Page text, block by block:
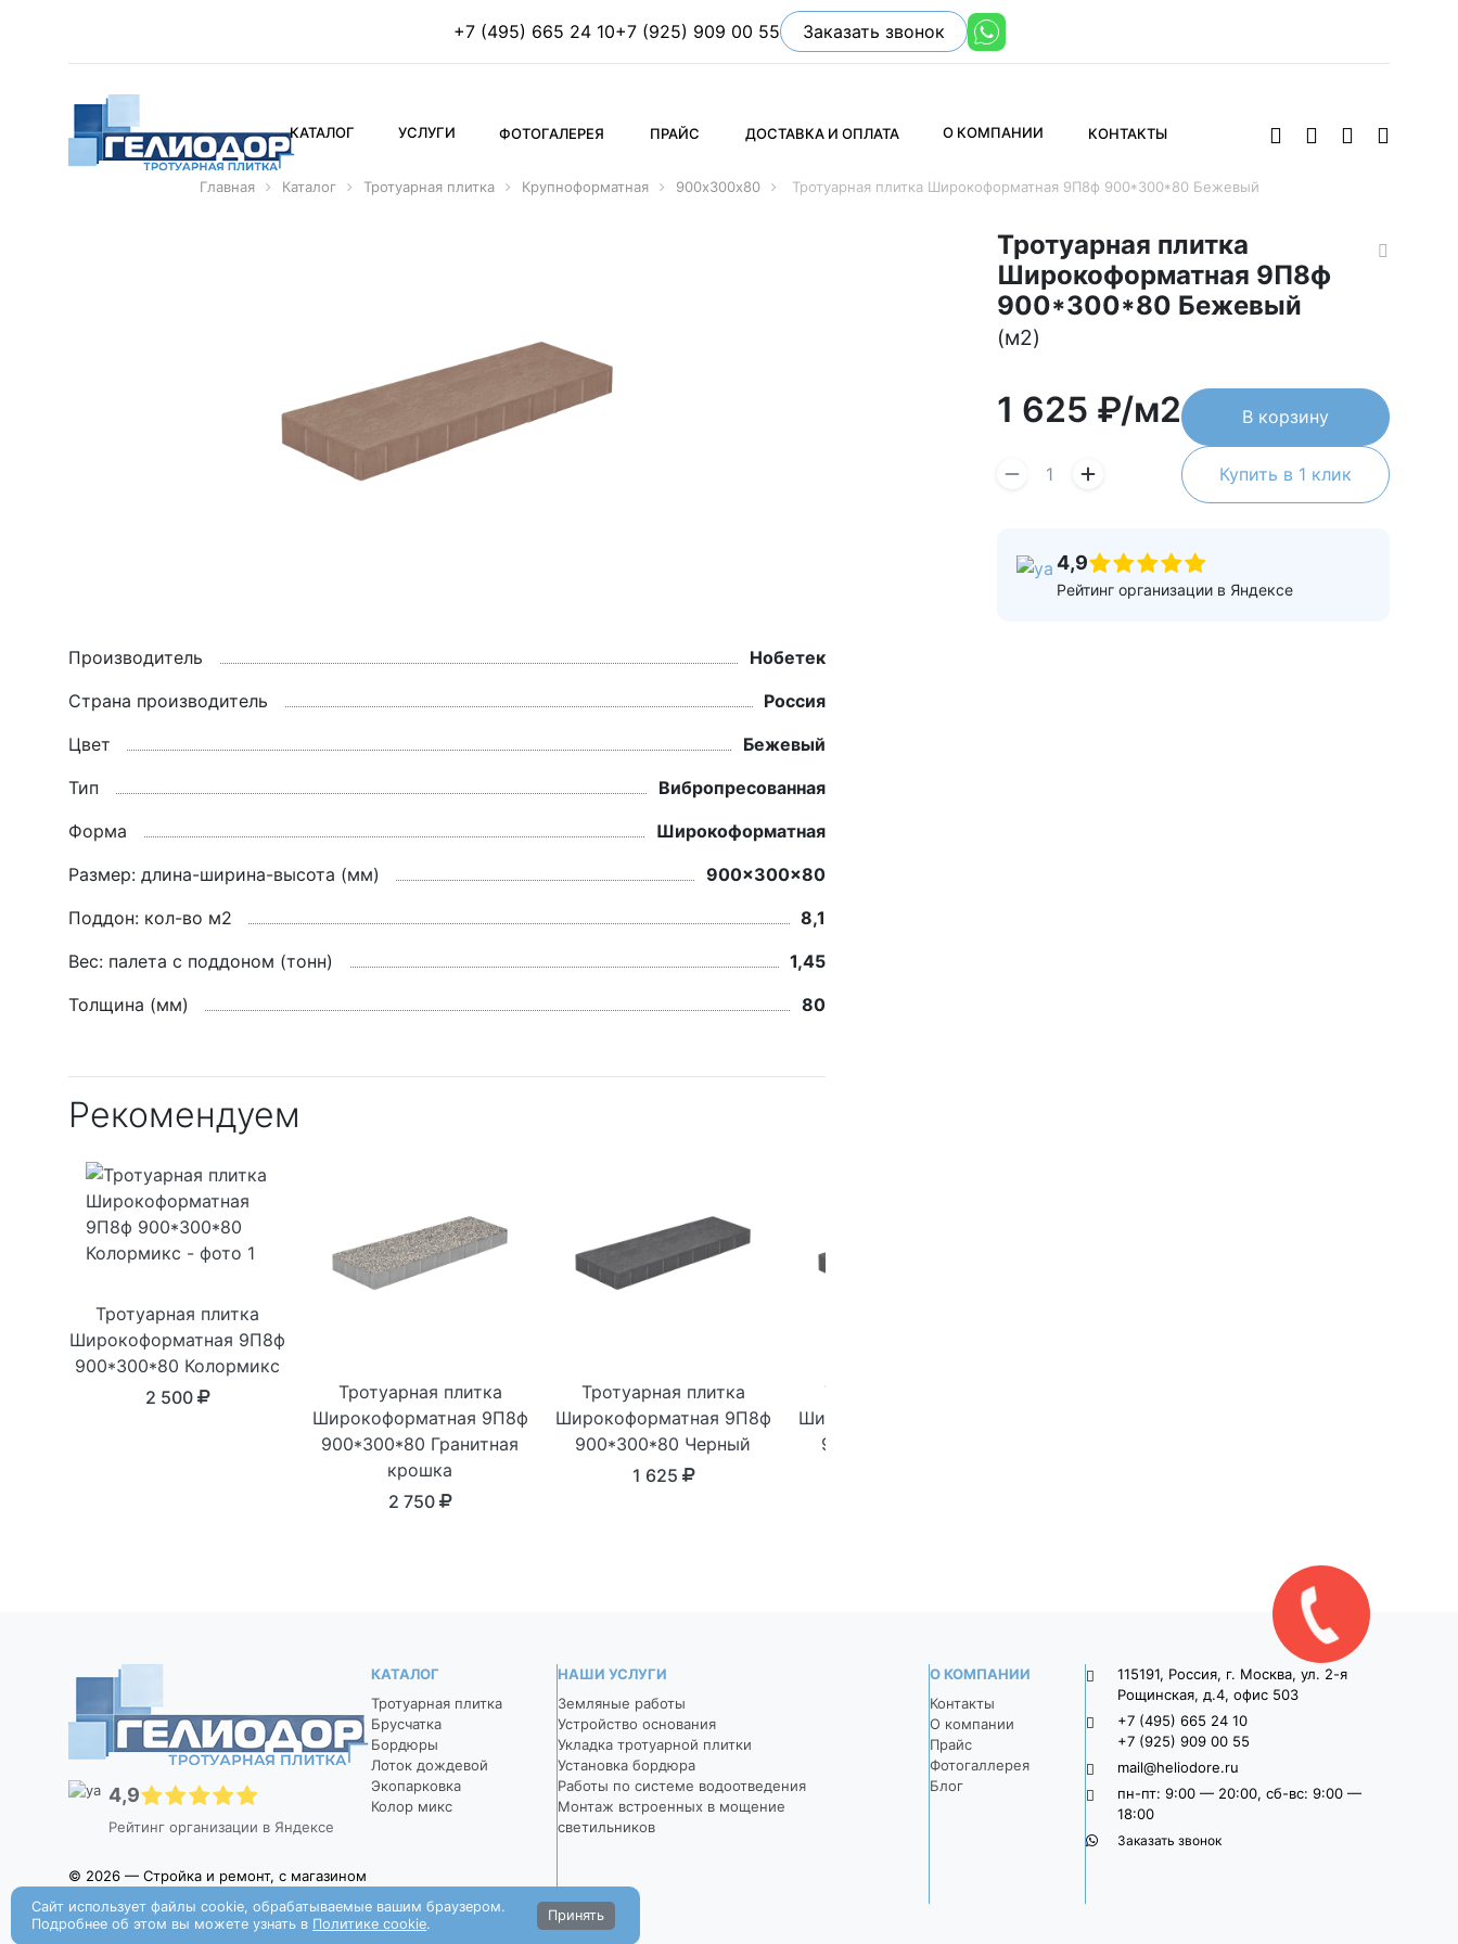
+7 (495) 665 24 10+7 (925) 909 00 55 Заказать звонок
КАТАЛОГ УСЛУГИ ФОТОГАЛЕРЕЯ ПРАЙС ДОСТАВКА И ОПЛАТА О КОМПАНИИ КОНТАКТЫ
Главная Каталог Тротуарная плитка Крупноформатная 900х300х80 Тротуарная плитка Широкоформатная 9П8ф 900*300*80 Бежевый
Производитель
Нобетек
Страна производитель
Россия
Цвет
Бежевый
Тип
Вибропресованная
Форма
Широкоформатная
Размер: длина-ширина-высота (мм)
900x300x80
Поддон: кол-во м2
8,1
Вес: палета с поддоном (тонн)
1,45
Толщина (мм)
80
Рекомендуем
Тротуарная плитка
Широкоформатная 9П8ф
900*300*80 Колормикс
2 500
Тротуарная плитка
Широкоформатная 9П8ф
900*300*80 Гранитная
крошка
2 750
Тротуарная плитка
Широкоформатная 9П8ф
900*300*80 Черный
1 625
Тротуарная плитка
Широкоформатная 9П8ф
900*300*80 Темно-
Тротуарная плитка
Широкоформатная 9П8ф
900*300*80 Бежевый
(м2)
1 625 ₽/м2 В корзину
Купить в 1 клик
4,9
Рейтинг организации в Яндексе
4,9
Рейтинг организации в Яндексе
© 2026 — Стройка и ремонт, с магазином
КАТАЛОГ
Тротуарная плитка
Брусчатка
Бордюры
Лоток дождевой
Экопарковка
Колор микс
НАШИ УСЛУГИ
Земляные работы
Устройство основания
Укладка тротуарной плитки
Установка бордюра
Работы по системе водоотведения
Монтаж встроенных в мощение
светильников
О КОМПАНИИ
Контакты
О компании
Прайс
Фотогаллерея
Блог
115191, Россия, г. Москва, ул. 2-я
Рощинская, д.4, офис 503
+7 (495) 665 24 10
+7 (925) 909 00 55
mail@heliodore.ru
пн-пт: 9:00 — 20:00, сб-вс: 9:00 —
18:00
Заказать звонок
Сайт использует файлы cookie, обрабатываемые вашим браузером.
Подробнее об этом вы можете узнать в Политике cookie.
Принять